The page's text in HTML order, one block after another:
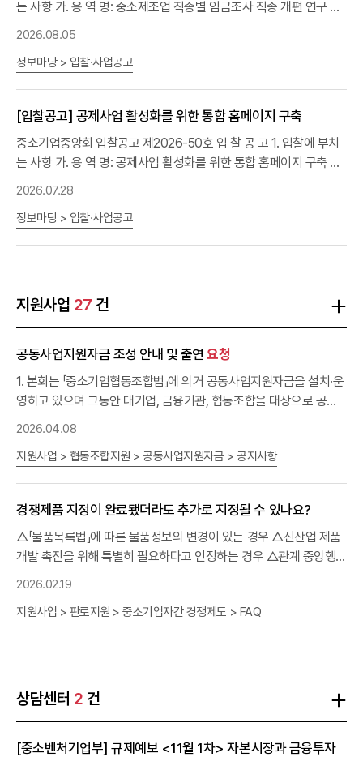
는 사항 가. 용 역 명: 중소제조업 직종별 임금조사 직종 개편 연구 나.
용역기간: 계약체결일~ 4개월 다. 용역내용: 제안
에 의한 계약 바. 공고기간, 입찰서 및 제안서 제출일시 ㅇ 공고기간:
09:00~18:00 (※토요일  일요일  휴일은 제외, 우편접수는 불가)
2. 입찰참가자격 가.「국가를 당사자로 하는 계약에 관한 법률」 제27조
제1항 및 동법 시행령 제76조의 규정에 의한 부정당업자에 해당하지
않는 업체 나.「중소기업기본법」 제2조에 따른 소기업자(「소상공인 보
범위 및 확인에 관한 규정」에 따라 발급된 중소기업확인서(소기업 또
제2조의3 제1항 제2호에 의거 비영리법인의 입찰 참여 허용 다. 위의
대한 자세한 사항은 제안요청서 참조 3. 입찰참가자 제출서류: 붙임
제안요청 서 참조 4. 낙찰자 결정 방법 입찰참가자로부터 제안서를 제
출받아 내부 평가위원회에서 평가한 후, 가격평가점수 합산을 통하여
주시기 바랍니다. ※ 재공고에도 불구하고 입찰참가자가 단독응찰일
경우 평가방식을 적합성 평가로 대체할 수 있습니다. 5. 입찰보증금
부하여야 합니다. 6. 입찰의 무효 국가를 당사자로 하는 계약에 관한
법률, 동 시행령, 동 시행규칙의 규정에 의합니다. 7. 기타사항 가. 제
안서 평가결과는 본회 홈페이지에서 확인하시기 바랍니다 나. 제안요
입찰참가자는 제안
고 입찰에 참가하여야 합니다. 이를 숙지하지 못한 모든 책임은 입찰
입찰 특별유의서 및 청렴계약특수조건을 자세히 알고 입찰에 참가하
여야 합니다. 바. 기타 세부사항은 제안
서 내용을 참고하시기 바
라며, 입찰계약에 관한 문의사항은 총무회계실(☎ 02-2124-3052
/ 과장 김원일), 용역내용에 관한 문의사항은 조사통계팀(☎ 02-
2026.08.05
정보마당 > 입찰·사업공고
[입찰공고] 공제사업 활성화를 위한 통합 홈페이지 구축
중소기업중앙회 입찰공고 제2026-50호 입 찰 공 고 1. 입찰에 부치
는 사항 가. 용 역 명: 공제사업 활성화를 위한 통합 홈페이지 구축 나.
용역기간: 계약체결일로부터 3개월 다. 용역내용: 제안
협상에 의한 계약 바. 공고기간, 입찰서 및 제안서 제출일시 ㅇ 공고기
2. 입찰참가자격 가.「국가를 당사자로 하는 계약에 관한 법률 시행령」
제12조 및 동법 시행규칙 제14조에 의한 경쟁입찰의 참가자격을 구
시행령 제76조(부정당업자의 입찰참가자격 제한)에 의한 부정당업
자로 입찰참가자격 제한을 받은 자는 제외(대표자 포함) 다.「소프트
웨어 진흥법」에 의한 소프트웨어사업자(컴퓨터관련서비스사업) - 최
구매촉진 및 판로지원에 관한 법률」 제9조 제4항 및 같은 법 시행규
칙 제5조 제3항에 의한 직접생산확인증명서 소지 업체 - 제품명:소프
기업 및 소상공인 지원을 위한 특별조치법」제2조에 따른 소상공인으
로서 「중소기업 범위 및 확인에 관한 규정」에 따라 발급된 “중기업․소
기업․소상공인 확인서”를 소지한 자 ※ 공동수급(공동이행방식) 허용
참가 자격서류 중 유효기간이 명시되어 있는 서류는 제출 마감일 전
일까지 발급된 것으로 유효기간 내에 있어야 함 3. 입찰참가자 제출
를 참고하여 주시기 바랍니다. 5. 입찰보증금 납부 및 귀속 입찰참가
자는 입찰서류 신청시 입찰금액의 10/100에 해당하는 입찰보증금을
입찰보증보험증권 또는 현금으로 본회에 납부하여야 합니다. 6. 입찰
의 무효 국가를 당사자로 하는 계약에 관한 법률, 동 시행령, 동 시행
2026.07.28
정보마당 > 입찰·사업공고
지원사업 27 건
공동사업지원자금 조성 안내 및 출연요청
1. 본회는 「중소기업협동조합법」에 의거 공동사업지원자금을 설치·운
영하고 있으며 그동안 대기업, 금융기관, 협동조합을 대상으로 공동
사업지원자금 출연 활동을 지속적으로 전개하고 있습니다.2. 이에 따
공동사업 활성화를 통해 중소기업 자발적 성장을 지원할 수 있는 공
양식 작성 후 이메일 송부(cofund@kbiz.or.kr) * 입금계죄번호 :
221-449844-04-747(기업은행, 중소기업중앙회)다. 문 의 처 : 중
소기업중앙회 협업사업실(☎02-2124-3221)
2026.04.08
지원사업 > 협동조합지원 > 공동사업지원자금 > 공지사항
경쟁제품 지정이 완료됐더라도 추가로 지정될 수 있나요?
△「물품목록법」에 따른 물품정보의 변경이 있는 경우 △신산업 제품
개발 촉진을 위해 특별히 필요하다고 인정하는 경우 △관계 중앙행정
기관장이요청
2026.02.19
지원사업 > 판로지원 > 중소기업자간 경쟁제도 > FAQ
상담센터 2 건
[중소벤처기업부] 규제예보 <11월 1차> 자본시장과 금융투자